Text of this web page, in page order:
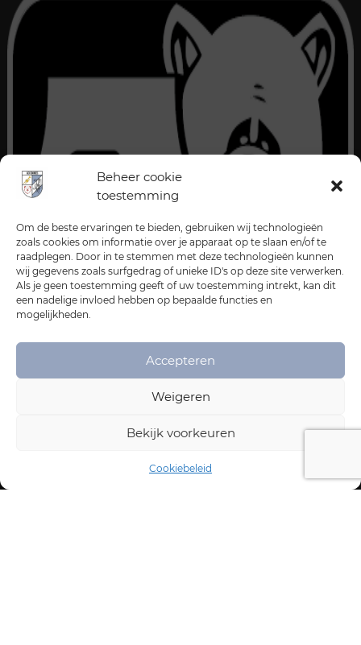
Beheer cookie
toestemming
Om de beste ervaringen te bieden, gebruiken wij technologieën
zoals cookies om informatie over je apparaat op te slaan en/of te
raadplegen. Door in te stemmen met deze technologieën kunnen
wij gegevens zoals surfgedrag of unieke ID's op deze site verwerken.
Als je geen toestemming geeft of uw toestemming intrekt, kan dit
een nadelige invloed hebben op bepaalde functies en
mogelijkheden.
Accepteren
Weigeren
Bekijk voorkeuren
Cookiebeleid